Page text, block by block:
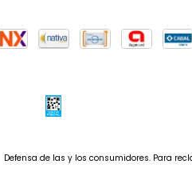
Defensa de las y los consumidores. Para